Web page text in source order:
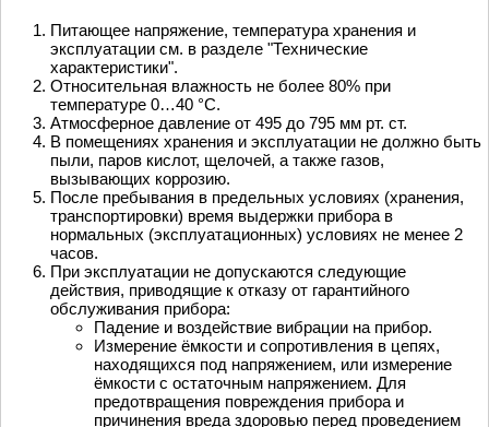
Питающее напряжение, температура хранения и
эксплуатации см. в разделе "Технические
характеристики".
Относительная влажность не более 80% при
температуре 0…40 °С.
Атмосферное давление от 495 до 795 мм рт. ст.
В помещениях хранения и эксплуатации не должно быть
пыли, паров кислот, щелочей, а также газов,
вызывающих коррозию.
После пребывания в предельных условиях (хранения,
транспортировки) время выдержки прибора в
нормальных (эксплуатационных) условиях не менее 2
часов.
При эксплуатации не допускаются следующие
действия, приводящие к отказу от гарантийного
обслуживания прибора:
Падение и воздействие вибрации на прибор.
Измерение ёмкости и сопротивления в цепях,
находящихся под напряжением, или измерение
ёмкости с остаточным напряжением. Для
предотвращения повреждения прибора и
причинения вреда здоровью перед проведением